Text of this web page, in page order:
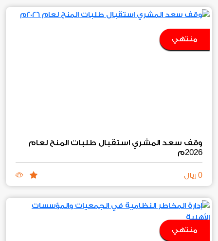
منتهي
وقف سعد المشري استقبال طلبات المنح لعام
2026م
0 ريال
منتهي